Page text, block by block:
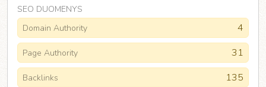
SEO DUOMENYS
Domain Authority
4
Page Authority 31
Backlinks 135